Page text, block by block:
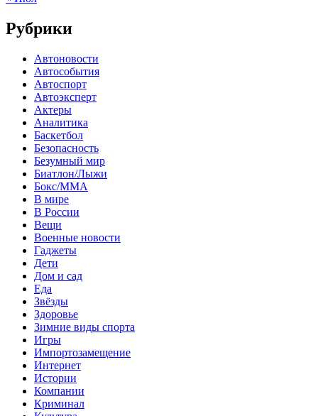
Рубрики
Автоновости
Автособытия
Автоспорт
Автоэксперт
Актеры
Аналитика
Баскетбол
Безопасность
Безумный мир
Биатлон/Лыжи
Бокс/MMA
В мире
В России
Вещи
Военные новости
Гаджеты
Дети
Дом и сад
Еда
Звёзды
Здоровье
Зимние виды спорта
Игры
Импортозамещение
Интернет
Истории
Компании
Криминал